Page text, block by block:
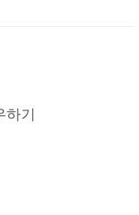
하기